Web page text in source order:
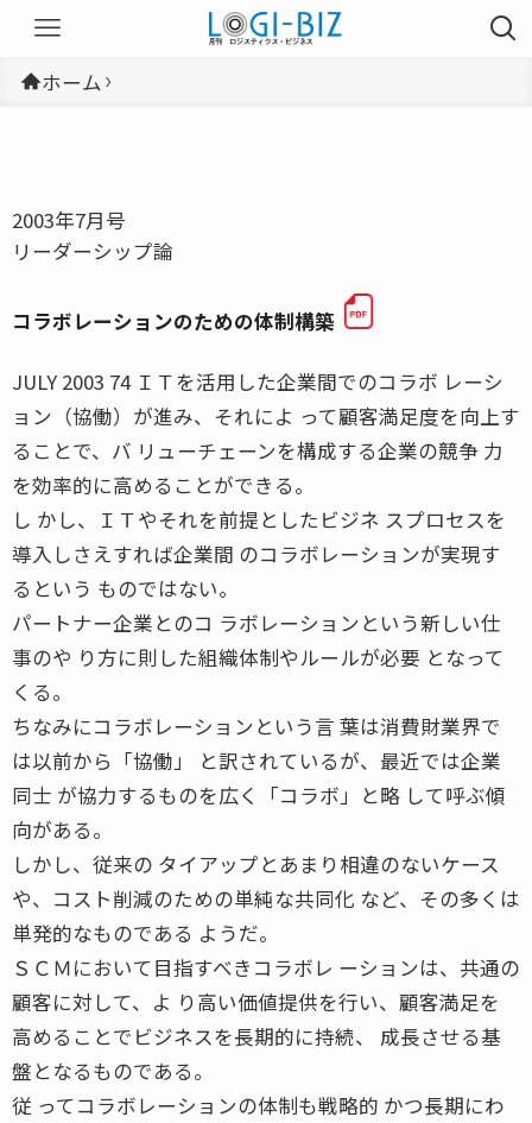
ホーム
2003年7月号
リーダーシップ論
コラボレーションのための体制構築
JULY 2003 74 ＩＴを活用した企業間でのコラボ レーシ
ョン（協働）が進み、それによ って顧客満足度を向上す
ることで、バ リューチェーンを構成する企業の競争 力
を効率的に高めることができる。
し かし、ＩＴやそれを前提としたビジネ スプロセスを
導入しさえすれば企業間 のコラボレーションが実現す
るという ものではない。
パートナー企業とのコ ラボレーションという新しい仕
事のや り方に則した組織体制やルールが必要 となって
くる。
ちなみにコラボレーションという言 葉は消費財業界で
は以前から「協働」 と訳されているが、最近では企業
同士 が協力するものを広く「コラボ」と略 して呼ぶ傾
向がある。
しかし、従来の タイアップとあまり相違のないケース
や、コスト削減のための単純な共同化 など、その多くは
単発的なものである ようだ。
ＳＣＭにおいて目指すべきコラボレ ーションは、共通の
顧客に対して、よ り高い価値提供を行い、顧客満足を
高めることでビジネスを長期的に持続、 成長させる基
盤となるものである。
従 ってコラボレーションの体制も戦略的 かつ長期にわ